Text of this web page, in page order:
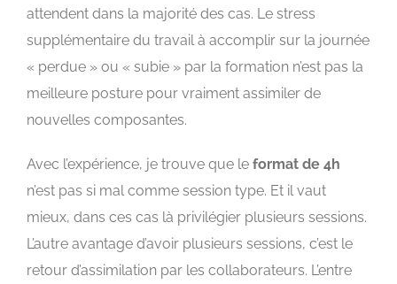
attendent dans la majorité des cas. Le stress
supplémentaire du travail à accomplir sur la journée
« perdue » ou « subie » par la formation n’est pas la
meilleure posture pour vraiment assimiler de
nouvelles composantes.
Avec l’expérience, je trouve que le format de 4h
n’est pas si mal comme session type. Et il vaut
mieux, dans ces cas là privilégier plusieurs sessions.
L’autre avantage d’avoir plusieurs sessions, c’est le
retour d’assimilation par les collaborateurs. L’entre